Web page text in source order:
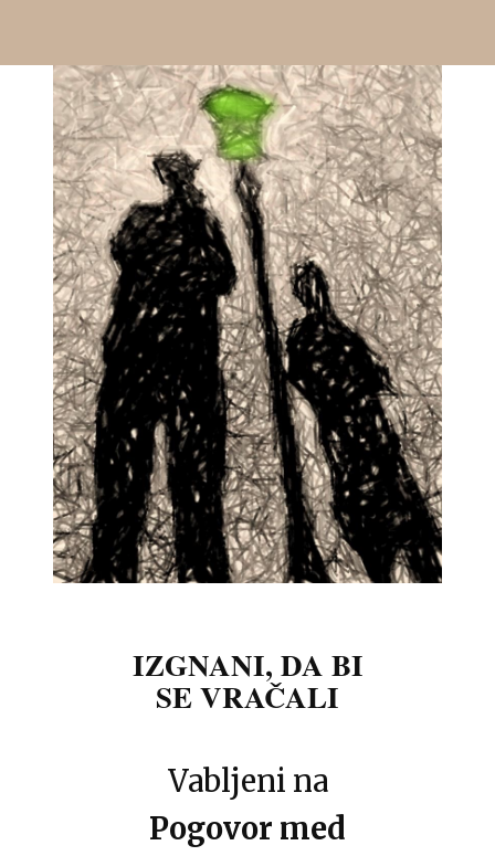
Vabljeni na
Pogovor med
IZGNANI, DA BI
SE VRAČALI